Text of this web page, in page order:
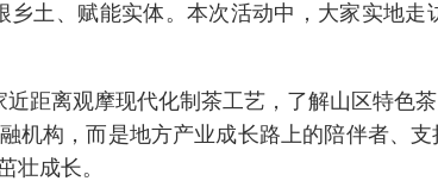
乡土、赋能实体。本次活动中，大家实地
距离观摩现代化制茶工艺，了解山区特色
机构，而是地方产业成长路上的陪伴者、
壮成长。